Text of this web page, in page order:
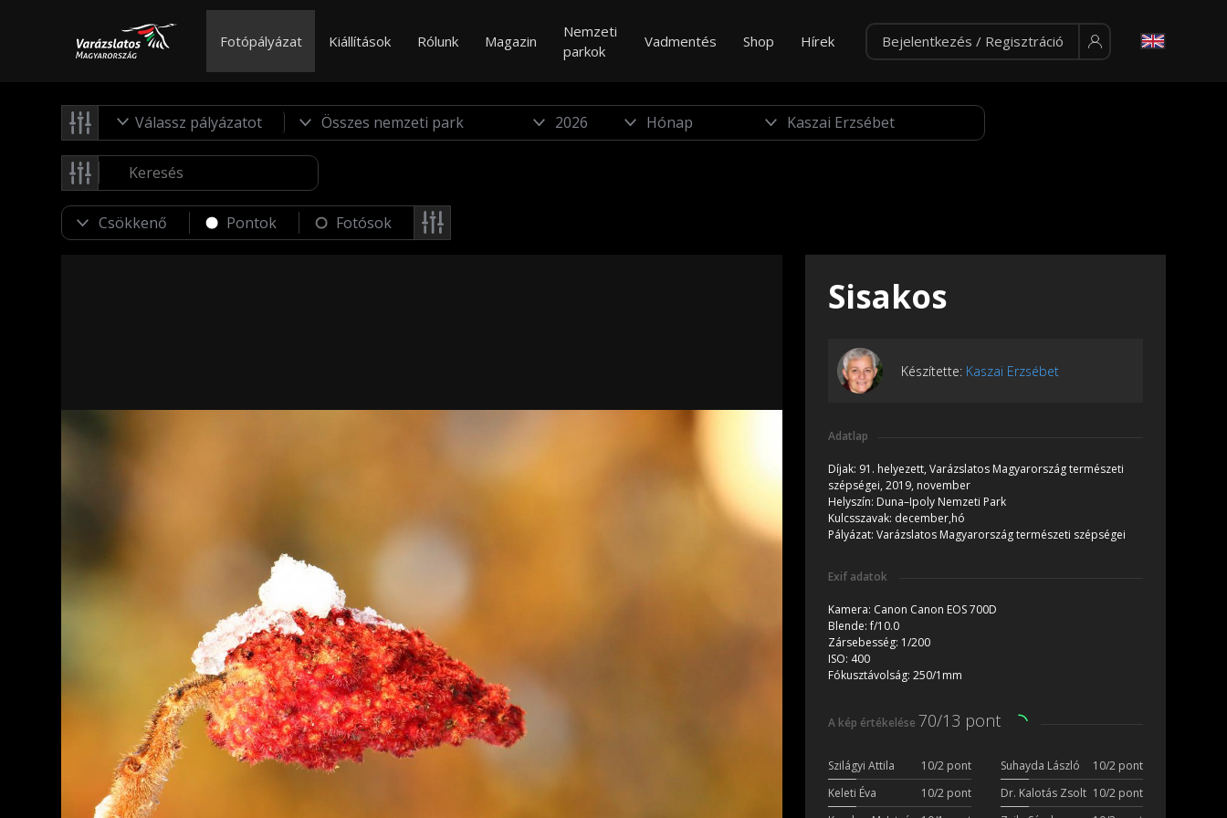
Fotópályázat Kiállítások Rólunk Magazin
Nemzeti
parkok
Vadmentés Shop Hírek Bejelentkezés / Regisztráció
Válassz pályázatot
Pontok Fotósok
Sisakos
Készítette: Kaszai Erzsébet
Adatlap
Díjak: 91. helyezett, Varázslatos Magyarország természeti
szépségei, 2019, november
Helyszín: Duna–Ipoly Nemzeti Park
Kulcsszavak: december,hó
Pályázat: Varázslatos Magyarország természeti szépségei
Exif adatok
Kamera: Canon Canon EOS 700D
Blende:f/10.0
Zársebesség: 1/200
ISO: 400
Fókusztávolság: 250/1mm
A kép értékelése 70/13 pont
Szilágyi Attila 10/2 pont Suhayda László
10/2 pont
Keleti Éva
10/2 pont Dr. Kalotás Zsolt 10/2 pont